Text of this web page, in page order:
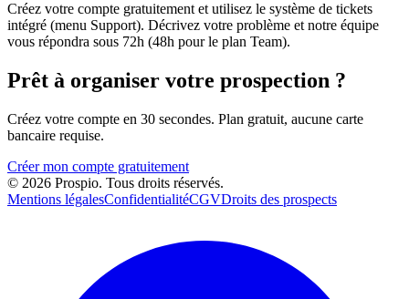
Créez votre compte gratuitement et utilisez le système de tickets
intégré (menu Support). Décrivez votre problème et notre équipe
vous répondra sous 72h (48h pour le plan Team).
Prêt à organiser votre prospection ?
Créez votre compte en 30 secondes. Plan gratuit, aucune carte
bancaire requise.
Créer mon compte gratuitement
© 2026 Prospio. Tous droits réservés.
Mentions légalesConfidentialitéCGVDroits des prospects